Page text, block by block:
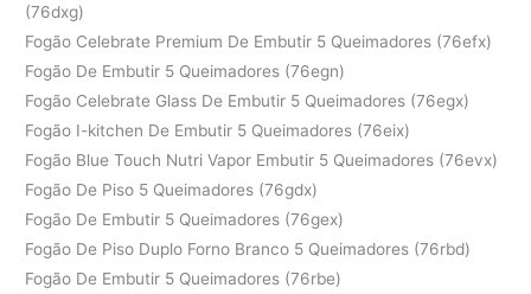
(76dxg)
Fogão Celebrate Premium De Embutir 5 Queimadores (76efx)
Fogão De Embutir 5 Queimadores (76egn)
Fogão Celebrate Glass De Embutir 5 Queimadores (76egx)
Fogão I-kitchen De Embutir 5 Queimadores (76eix)
Fogão Blue Touch Nutri Vapor Embutir 5 Queimadores (76evx)
Fogão De Piso 5 Queimadores (76gdx)
Fogão De Embutir 5 Queimadores (76gex)
Fogão De Piso Duplo Forno Branco 5 Queimadores (76rbd)
Fogão De Embutir 5 Queimadores (76rbe)